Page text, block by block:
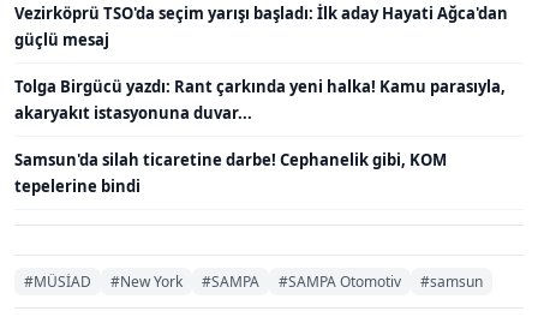
Vezirköprü TSO'da seçim yarışı başladı: İlk aday Hayati Ağca'dan
güçlü mesaj
Tolga Birgücü yazdı: Rant çarkında yeni halka! Kamu parasıyla,
akaryakıt istasyonuna duvar...
Samsun'da silah ticaretine darbe! Cephanelik gibi, KOM
tepelerine bindi
#MÜSİAD #New York #SAMPA #SAMPA Otomotiv #samsun